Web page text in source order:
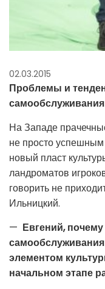
02.03.2015
Проблемы и
самообслуживания
На Западе
не просто
новый пласт
ландроматов
говорить не
Ильницкий.
— Евгений,
элементом
начальном этапе